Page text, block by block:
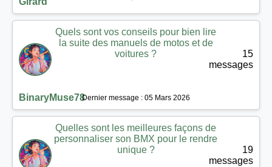
Quels sont vos conseils pour bien lire
la suite des manuels de motos et de
voitures ?
BinaryMuse78
15
messages
Dernier message : 05 Mars 2026
Quelles sont les meilleures façons de
personnaliser son BMX pour le rendre
unique ?
19
messages